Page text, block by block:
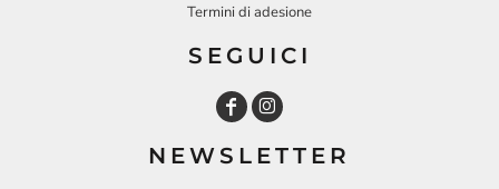
Termini di adesione
SEGUICI
NEWSLETTER